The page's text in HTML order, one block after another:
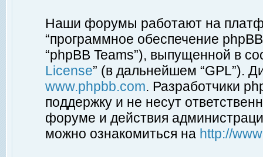
Наши форумы работают на
“программное обеспечение
“phpBB Teams”), выпущенной в
License” (в дальнейшем “GPL”).
www.phpbb.com. Разработчики
поддержку и не несут
форуме и действия
можно ознакомиться на http://